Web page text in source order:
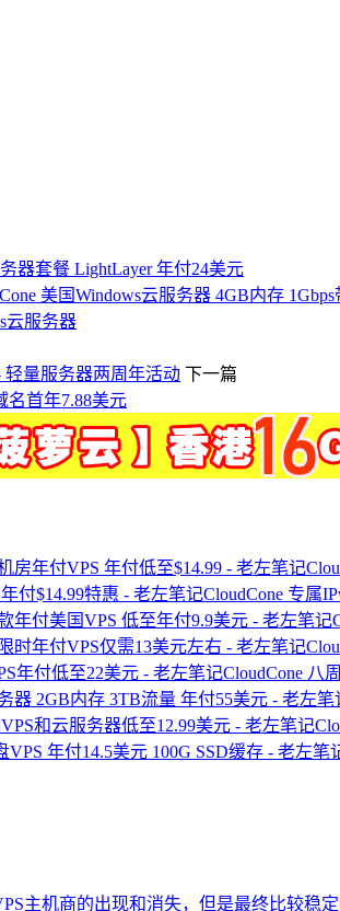
器套餐 LightLayer 年付24美元
美国Windows云服务器 4GB内存
云服务器
量服务器两周年活动 下一篇
名首年7.88美元
CloudCone 专属
CloudCone 八
主机商的出现和消失，但是最终比较稳